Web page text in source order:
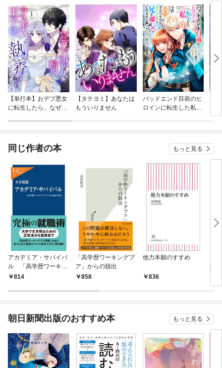
【単行本】おデブ悪女
に転生したら、なぜか
【タテヨミ】あなたは
もういりません
バッドエンド目前のヒ
ロインに転生した私、
同じ作者の本 もっと見る
アカデミア・サバイバ
ル 「高学歴ワーキン
グプア」から抜け出す
814
「高学歴ワーキングプ
ア」からの脱出
858
他力本願のすすめ
836
ホ
村
朝日新聞出版のおすすめ本 もっと見る